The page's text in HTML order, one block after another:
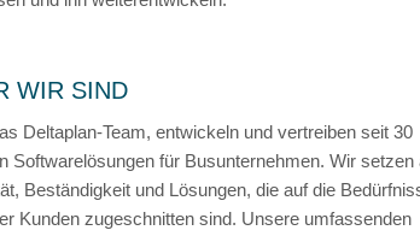
WIR SIND
Deltaplan-Team, entwickeln und vertreiben seit 30
Softwarelösungen für Busunternehmen. Wir setzen
Beständigkeit und Lösungen, die auf die
Kunden zugeschnitten sind. Unsere umfassenden